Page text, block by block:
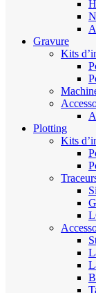
Gravure
Kits
Plotting
Kits